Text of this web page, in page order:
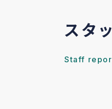
スタ
Staff